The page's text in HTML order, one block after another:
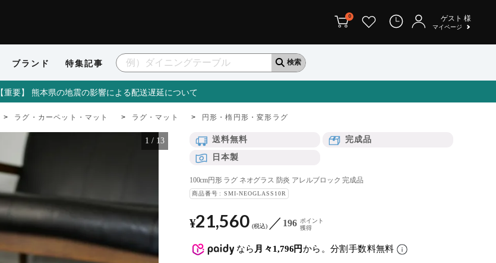
ブランド 特集記事
0 ゲスト 様
マイページ
【重要】 熊本県の地震の影響による配送遅延について
ラグ・カーペット・マット ラグ・マット 円形・楕円形・変形ラグ
1 / 13 送料無料
完成品
日本製
100cm円形 ラグ ネオグラス 防炎 アレルブロック 完成品
商品番号 SMI-NEOGLASS10R
なら 月々1,796円から。分割手数料無料
¥21,560 税込 196 ポイント
獲得